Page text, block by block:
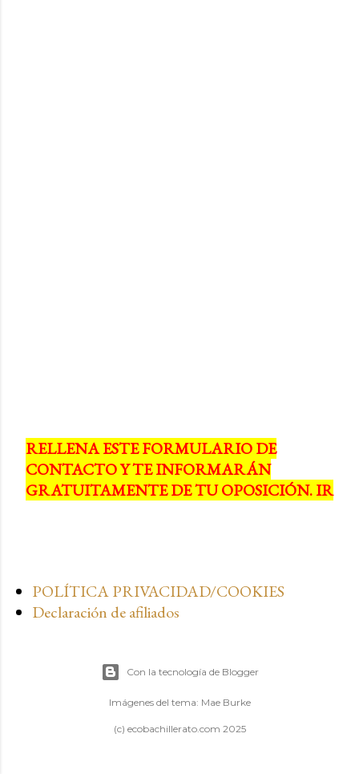
RELLENA ESTE FORMULARIO DE
CONTACTO Y TE INFORMARÁN
GRATUITAMENTE DE TU OPOSICIÓN. IR
POLÍTICA PRIVACIDAD/COOKIES
Declaración de afiliados
Con la tecnología de Blogger
Imágenes del tema: Mae Burke
(c) ecobachillerato.com 2025